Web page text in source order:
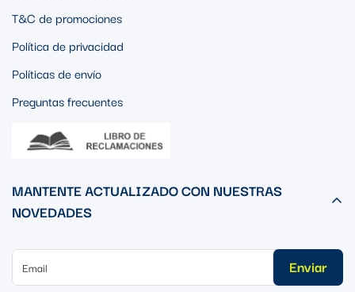
T&C de promociones
Política de privacidad
Políticas de envío
Preguntas frecuentes
MANTENTE ACTUALIZADO CON NUESTRAS
NOVEDADES
Enviar